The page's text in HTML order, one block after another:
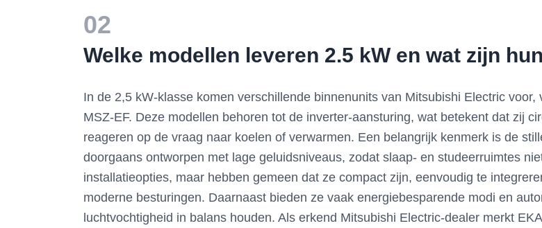
02
Welke modellen leveren 2.5 kW en wat zijn
In de 2,5 kW-klasse komen verschillende binnenunits van Mitsubishi Electric
MSZ-EF. Deze modellen behoren tot de inverter-aansturing, wat betekent dat zij
reageren op de vraag naar koelen of verwarmen. Een belangrijk kenmerk is de
doorgaans ontworpen met lage geluidsniveaus, zodat slaap- en studeerruimtes
installatieopties, maar hebben gemeen dat ze compact zijn, eenvoudig te
moderne besturingen. Daarnaast bieden ze vaak energiebesparende modi en
luchtvochtigheid in balans houden. Als erkend Mitsubishi Electric-dealer merkt